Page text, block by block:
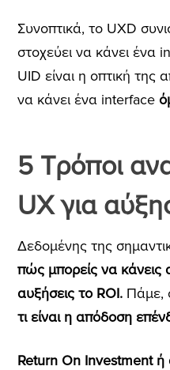
Συνοπτικά, το UXD
στοχεύει να κάνει ένα
UID είναι η οπτική
να κάνει ένα interface
5 Τρόποι
UX για
Δεδομένης της
πώς μπορείς να
αυξήσεις το ROI. Πάμε,
τι είναι η απόδοση
Return On Investment